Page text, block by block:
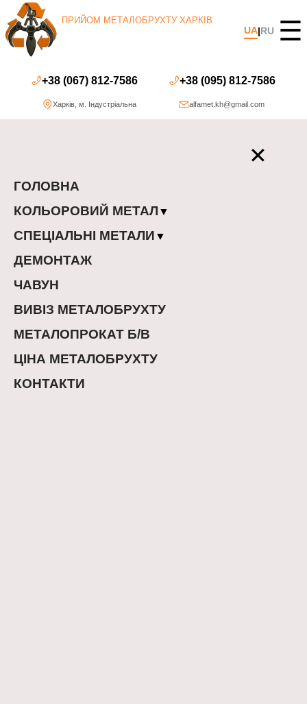
ПРИЙОМ МЕТАЛОБРУХТУ ХАРКІВ
+38 (067) 812-7586 +38 (095) 812-7586
Харків, м. Індустріальна alfamet.kh@gmail.com
UA|RU ☰
✕
ГОЛОВНА
КОЛЬОРОВИЙ МЕТАЛ ▼
СПЕЦІАЛЬНІ МЕТАЛИ ▼
ДЕМОНТАЖ
ЧАВУН
ВИВІЗ МЕТАЛОБРУХТУ
МЕТАЛОПРОКАТ Б/В
ЦІНА МЕТАЛОБРУХТУ
КОНТАКТИ